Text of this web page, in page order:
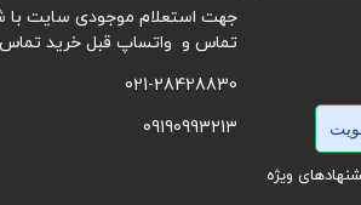
ویژه
جهت استعلام موجودی سایت با
تماس و واتساپ قبل خرید تماس
021-28428830
09190993213